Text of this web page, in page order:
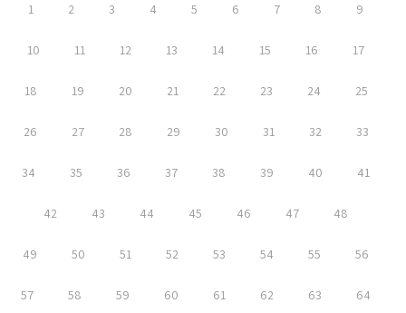
1 2 3 4 5 6 7 8 9
10 11 12 13 14 15 16 17
18 19 20 21 22 23 24 25
26 27 28 29 30 31 32 33
34 35 36 37 38 39 40 41
42 43 44 45 46 47 48
49 50 51 52 53 54 55 56
57 58 59 60 61 62 63 64